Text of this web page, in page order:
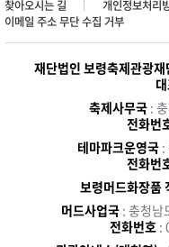
찾아오시는 길 개인정보처리
이메일 주소 무단 수집 거부
재단법인 보령축제관광재
축제사무국 :
전화번
테마파크운영국 :
전화번
보령머드화장품
머드사업국 : 충청남
전화번호 :